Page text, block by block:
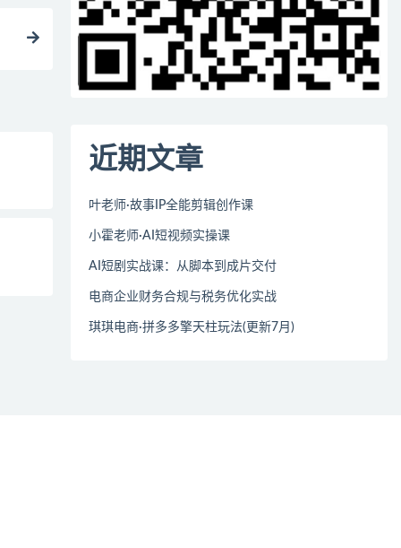
近期文章
叶老师·故事IP全能剪辑创作课
小霍老师·AI短视频实操课
AI短剧实战课：从脚本到成片交付
电商企业财务合规与税务优化实战
琪琪电商·拼多多擎天柱玩法(更新7月)